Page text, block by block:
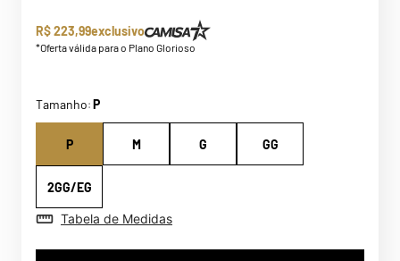
R$ 223,99exclusivo
*Oferta válida para o Plano Glorioso
Tamanho: P
2GG/EG
G GG
M
P
Tabela de Medidas